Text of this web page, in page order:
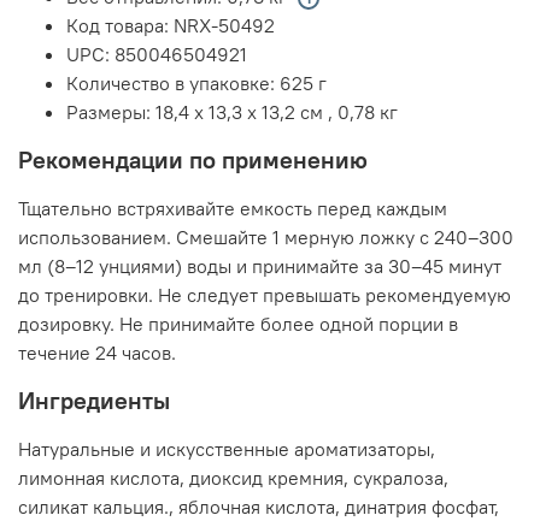
Код товара: NRX-50492
UPC: 850046504921
Количество в упаковке: 625 г
Размеры: 18,4 x 13,3 x 13,2 см , 0,78 кг
Рекомендации по применению
Тщательно встряхивайте емкость перед каждым
использованием. Смешайте 1 мерную ложку с 240–300
мл (8–12 унциями) воды и принимайте за 30–45 минут
до тренировки. Не следует превышать рекомендуемую
дозировку. Не принимайте более одной порции в
течение 24 часов.
Ингредиенты
Натуральные и искусственные ароматизаторы,
лимонная кислота, диоксид кремния, сукралоза,
силикат кальция., яблочная кислота, динатрия фосфат,